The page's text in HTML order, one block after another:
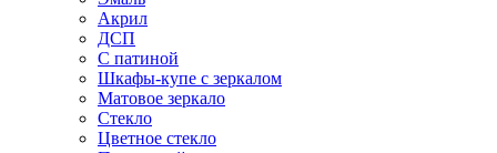
Акрил
ДСП
С патиной
Шкафы-купе с зеркалом
Матовое зеркало
Стекло
Цветное стекло